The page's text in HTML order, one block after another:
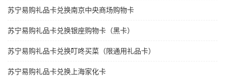
苏宁易购礼品卡兑换南京中央商场购物卡
苏宁易购礼品卡兑换银座购物卡（黑卡）
苏宁易购礼品卡兑换叮咚买菜（限通用礼品卡）
苏宁易购礼品卡兑换上海家化卡